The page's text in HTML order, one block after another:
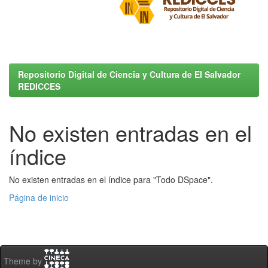
Repositorio Digital de Ciencia y Cultura de El Salvador
REDICCES
No existen entradas en el
índice
No existen entradas en el índice para "Todo DSpace".
Página de inicio
Theme by